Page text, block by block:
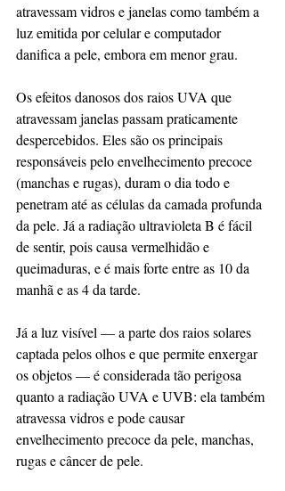
atravessam vidros e janelas como também a
luz emitida por celular e computador
danifica a pele, embora em menor grau.
Os efeitos danosos dos raios UVA que
atravessam janelas passam praticamente
despercebidos. Eles são os principais
responsáveis pelo envelhecimento precoce
(manchas e rugas), duram o dia todo e
penetram até as células da camada profunda
da pele. Já a radiação ultravioleta B é fácil
de sentir, pois causa vermelhidão e
queimaduras, e é mais forte entre as 10 da
manhã e as 4 da tarde.
Já a luz visível — a parte dos raios solares
captada pelos olhos e que permite enxergar
os objetos — é considerada tão perigosa
quanto a radiação UVA e UVB: ela também
atravessa vidros e pode causar
envelhecimento precoce da pele, manchas,
rugas e câncer de pele.